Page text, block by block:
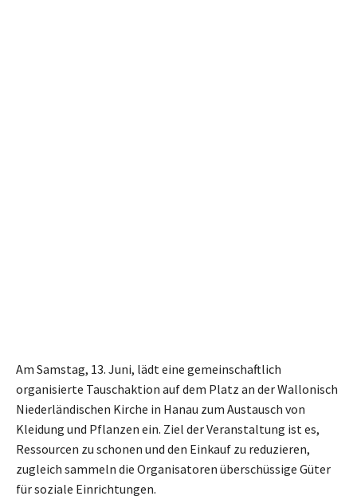
Am Samstag, 13. Juni, lädt eine gemeinschaftlich
organisierte Tauschaktion auf dem Platz an der Wallonisch
Niederländischen Kirche in Hanau zum Austausch von
Kleidung und Pflanzen ein. Ziel der Veranstaltung ist es,
Ressourcen zu schonen und den Einkauf zu reduzieren,
zugleich sammeln die Organisatoren überschüssige Güter
für soziale Einrichtungen.